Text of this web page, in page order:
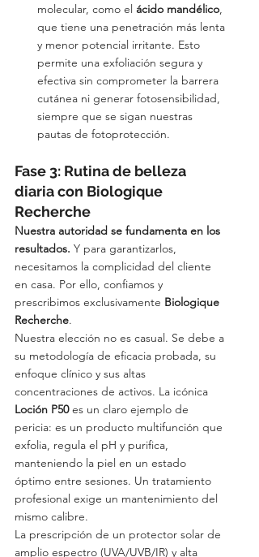
molecular, como el ácido mandélico,
que tiene una penetración más lenta
y menor potencial irritante. Esto
permite una exfoliación segura y
efectiva sin comprometer la barrera
cutánea ni generar fotosensibilidad,
siempre que se sigan nuestras
pautas de fotoprotección.
Fase 3: Rutina de belleza
diaria con Biologique
Recherche
Nuestra autoridad se fundamenta en los
resultados. Y para garantizarlos,
necesitamos la complicidad del cliente
en casa. Por ello, confiamos y
prescribimos exclusivamente Biologique
Recherche.
Nuestra elección no es casual. Se debe a
su metodología de eficacia probada, su
enfoque clínico y sus altas
concentraciones de activos. La icónica
Loción P50 es un claro ejemplo de
pericia: es un producto multifunción que
exfolia, regula el pH y purifica,
manteniendo la piel en un estado
óptimo entre sesiones. Un tratamiento
profesional exige un mantenimiento del
mismo calibre.
La prescripción de un protector solar de
amplio espectro (UVA/UVB/IR) y alta